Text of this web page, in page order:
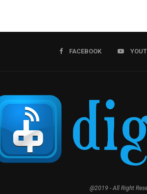
FACEBOOK
@2019 - All Right